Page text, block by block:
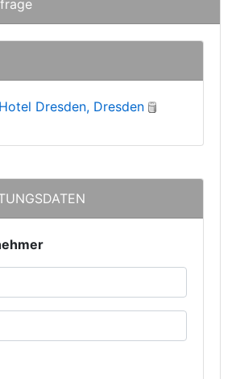
Dresden, Dresden